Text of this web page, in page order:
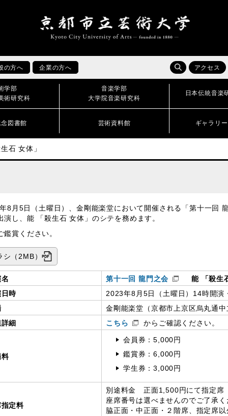
の方へ 企業の方へ アクセス
学部
術研究科
音楽学部
大学院音楽研究科
日本伝統音楽
図書館 芸術資料館 ギャラリ
石 女体」
8月5日（土曜日）、金剛能楽堂において開催される「第十一回
演し、能 「殺生石 女体」のシテを務めます。
鑑賞ください。
シ（2MB）
第十一回 龍門之会
能 「殺生
日時
2023年8月5日（土曜日）14時開演
金剛能楽堂（京都市上京区烏丸通
細
こちら からご確認ください。
料
会員券：5,000円
鑑賞券：6,000円
学生券：3,000円
指定料
別途料金 正面1,500円にて指定席
座席番号は選べませんのでご了承
脇正面・中正面・２階席、指定席